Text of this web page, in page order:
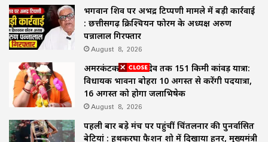
भगवान शिव पर अभद्र टिप्पणी मामले में बड़ी कार्रवाई
: छत्तीसगढ़ क्रिश्चियन फोरम के अध्यक्ष अरुण
पन्नालाल गिरफ्तार
August 8, 2026
अमरकंटक से भोरमदेव तक 151 किमी कांवड़ यात्रा:
विधायक भावना बोहरा 10 अगस्त से करेंगी पदयात्रा,
16 अगस्त को होगा जलाभिषेक
August 8, 2026
पहली बार बड़े मंच पर पहुंचीं चिंतलनार की पुनर्वासित
बेटियां : हथकरघा फैशन शो में दिखाया हुनर, मुख्यमंत्री